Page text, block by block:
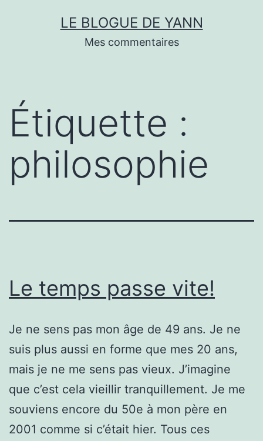
LE BLOGUE DE YANN
Mes commentaires
Étiquette :
philosophie
Le temps passe vite!
Je ne sens pas mon âge de 49 ans. Je ne
suis plus aussi en forme que mes 20 ans,
mais je ne me sens pas vieux. J’imagine
que c’est cela vieillir tranquillement. Je me
souviens encore du 50e à mon père en
2001 comme si c’était hier. Tous ces